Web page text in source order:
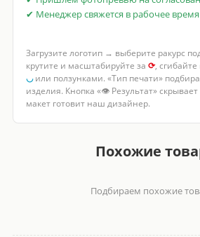
✔ Менеджер свяжется в рабочее время
Загрузите логотип → выберите ракурс
крутите и масштабируйте за ⟳,
◡или ползунками. «Тип печати»
изделия. Кнопка «👁 Результат»
макет готовит наш дизайнер.
Похожие
Подбираем похожие